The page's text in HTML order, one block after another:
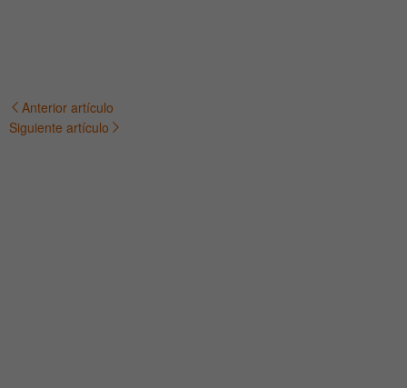
Navegación
Anterior artículo
Siguiente artículo